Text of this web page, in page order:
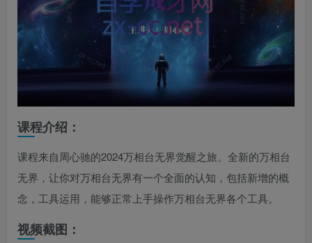
课程介绍：
课程来自周心驰的2024万相台无界觉醒之旅。全新的万相台
无界，让你对万相台无界有一个全面的认知，包括新增的概
念，工具运用，能够正常上手操作万相台无界各个工具。
视频截图：